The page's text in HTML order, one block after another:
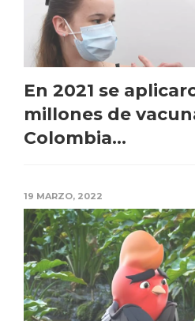
En 2021 se
millones de
Colombia...
19 MARZO, 2022